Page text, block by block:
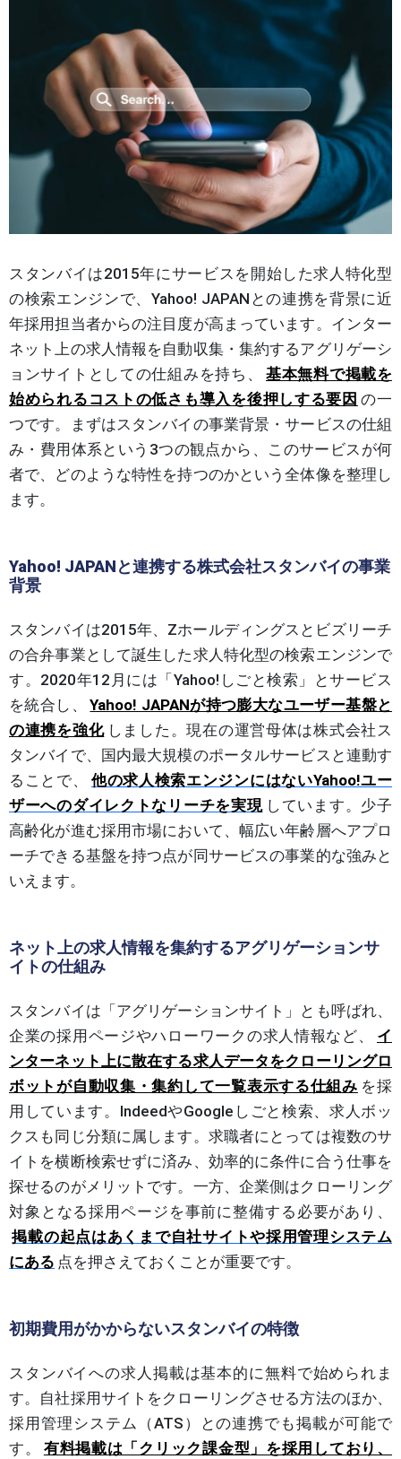
スタンバイは2015年にサービスを開始した求人特化型
の検索エンジンで、Yahoo! JAPANとの連携を背景に近
年採用担当者からの注目度が高まっています。インター
ネット上の求人情報を自動収集・集約するアグリゲーシ
ョンサイトとしての仕組みを持ち、
基本無料で掲載を
始められるコストの低さも導入を後押しする要因 の一
つです。まずはスタンバイの事業背景・サービスの仕組
み・費用体系という3つの観点から、このサービスが何
者で、どのような特性を持つのかという全体像を整理し
ます。
Yahoo! JAPANと連携する株式会社スタンバイの事業
背景
スタンバイは2015年、Zホールディングスとビズリーチ
の合弁事業として誕生した求人特化型の検索エンジンで
す。2020年12月には「Yahoo!しごと検索」とサービス
を統合し、
Yahoo! JAPANが持つ膨大なユーザー基盤と
の連携を強化 しました。現在の運営母体は株式会社ス
タンバイで、国内最大規模のポータルサービスと連動す
ることで、
他の求人検索エンジンにはないYahoo!ユー
ザーへのダイレクトなリーチを実現 しています。少子
高齢化が進む採用市場において、幅広い年齢層へアプロ
ーチできる基盤を持つ点が同サービスの事業的な強みと
いえます。
ネット上の求人情報を集約するアグリゲーションサ
イトの仕組み
スタンバイは「アグリゲーションサイト」とも呼ばれ、
企業の採用ページやハローワークの求人情報など、
イ
ンターネット上に散在する求人データをクローリングロ
ボットが自動収集・集約して一覧表示する仕組み を採
用しています。IndeedやGoogleしごと検索、求人ボッ
クスも同じ分類に属します。求職者にとっては複数のサ
イトを横断検索せずに済み、効率的に条件に合う仕事を
探せるのがメリットです。一方、企業側はクローリング
対象となる採用ページを事前に整備する必要があり、
掲載の起点はあくまで自社サイトや採用管理システム
にある 点を押さえておくことが重要です。
初期費用がかからないスタンバイの特徴
スタンバイへの求人掲載は基本的に無料で始められま
す。自社採用サイトをクローリングさせる方法のほか、
採用管理システム（ATS）との連携でも掲載が可能で
す。
有料掲載は「クリック課金型」を採用しており、